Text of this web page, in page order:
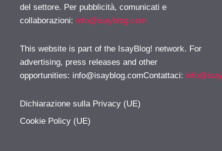
del settore. Per pubblicità, comunicati e
collaborazioni: info@isayblog.com
This website is part of the IsayBlog! network. For
advertising, press releases and other
opportunities: info@isayblog.comContattaci:
Dichiarazione sulla Privacy (UE)
Cookie Policy (UE)